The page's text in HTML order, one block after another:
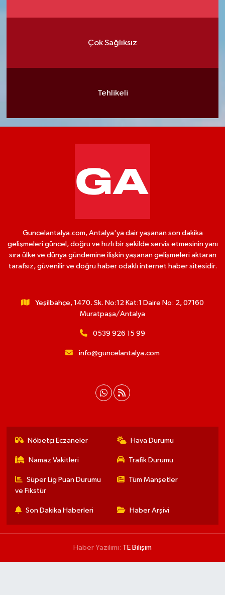
Çok Sağlıksız
Tehlikeli
Guncelantalya.com, Antalya'ya dair yaşanan son dakika
gelişmeleri güncel, doğru ve hızlı bir şekilde servis etmesinin yanı
sıra ülke ve dünya gündemine ilişkin yaşanan gelişmeleri aktaran
tarafsız, güvenilir ve doğru haber odaklı internet haber sitesidir.
Yeşilbahçe, 1470. Sk. No:12 Kat:1 Daire No: 2, 07160
Muratpaşa/Antalya
0539 926 15 99
info@guncelantalya.com
Nöbetçi Eczaneler Hava Durumu
Namaz Vakitleri Trafik Durumu
Süper Lig Puan Durumu
ve Fikstür
Tüm Manşetler
Son Dakika Haberleri Haber Arşivi
Haber Yazılımı: TE Bilişim